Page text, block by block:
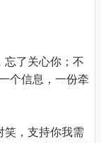
忘了关心你；不
个信息，一份牵
笑，支持你我需